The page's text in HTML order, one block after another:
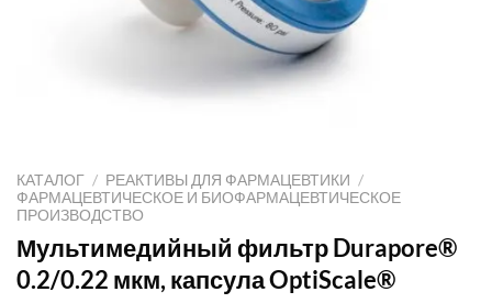
КАТАЛОГ / РЕАКТИВЫ ДЛЯ ФАРМАЦЕВТИКИ /
ФАРМАЦЕВТИЧЕСКОЕ И БИОФАРМАЦЕВТИЧЕСКОЕ
ПРОИЗВОДСТВО
Мультимедийный фильтр Durapore®
0.2/0.22 мкм, капсула OptiScale®